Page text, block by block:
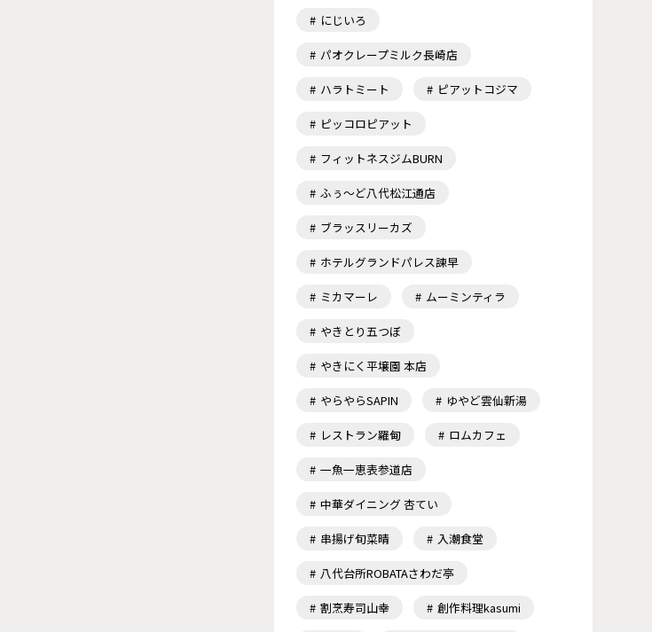
にじいろ
パオクレープミルク長崎店
ハラトミート ピアットコジマ
ピッコロピアット
フィットネスジムBURN
ふぅ～ど八代松江通店
ブラッスリーカズ
ホテルグランドパレス諫早
ミカマーレ ムーミンティラ
やきとり五つぼ
やきにく平壌園 本店
やらやらSAPIN ゆやど雲仙新湯
レストラン羅甸 ロムカフェ
一魚一恵表参道店
中華ダイニング 杏てい
串揚げ旬菜晴 入潮食堂
八代台所ROBATAさわだ亭
割烹寿司山幸 創作料理kasumi